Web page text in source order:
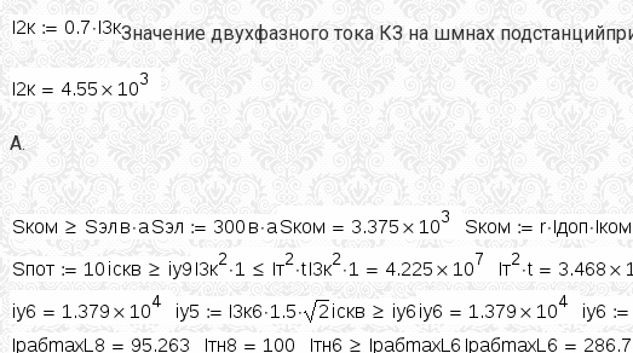
Значение двухфазного тока КЗ на шмнах
А.